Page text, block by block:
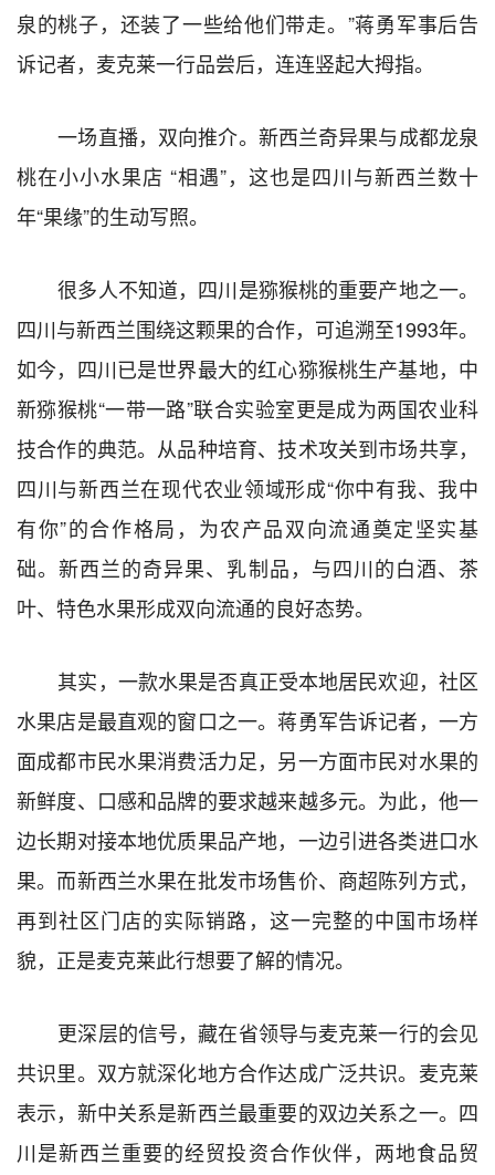
泉的桃子，还装了一些给他们带走。 ”蒋勇军事后告
诉记者，麦克莱一行品尝后，连连竖起大拇指。
一场直播，双向推介。新西兰奇异果与成都龙泉
桃在小小水果店 “相遇”，这也是四川与新西兰数十
年“果缘”的生动写照。
很多人不知道，四川是猕猴桃的重要产地之一。
四川与新西兰围绕这颗果的合作，可追溯至1993年。
如今，四川已是世界最大的红心猕猴桃生产基地，中
新猕猴桃“一带一路”联合实验室更是成为两国农业科
技合作的典范。从品种培育、技术攻关到市场共享，
四川与新西兰在现代农业领域形成“你中有我、我中
有你”的合作格局，为农产品双向流通奠定坚实基
础。新西兰的奇异果、乳制品，与四川的白酒、茶
叶、特色水果形成双向流通的良好态势。
其实，一款水果是否真正受本地居民欢迎，社区
水果店是最直观的窗口之一。蒋勇军告诉记者，一方
面成都市民水果消费活力足，另一方面市民对水果的
新鲜度、口感和品牌的要求越来越多元。为此，他一
边长期对接本地优质果品产地，一边引进各类进口水
果。而新西兰水果在批发市场售价、商超陈列方式，
再到社区门店的实际销路，这一完整的中国市场样
貌，正是麦克莱此行想要了解的情况。
更深层的信号，藏在省领导与麦克莱一行的会见
共识里。双方就深化地方合作达成广泛共识。麦克莱
表示，新中关系是新西兰最重要的双边关系之一。四
川是新西兰重要的经贸投资合作伙伴，两地食品贸